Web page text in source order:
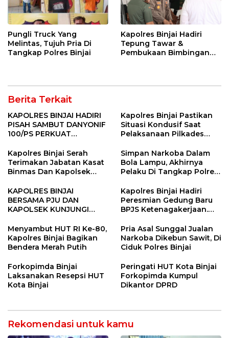
Pungli Truck Yang
Melintas, Tujuh Pria Di
Tangkap Polres Binjai
Kapolres Binjai Hadiri
Tepung Tawar &
Pembukaan Bimbingan
Berita Terkait
KAPOLRES BINJAI HADIRI
PISAH SAMBUT DANYONIF
100/PS PERKUAT
Kapolres Binjai Pastikan
Situasi Kondusif Saat
Pelaksanaan Pilkades
Kapolres Binjai Serah
Terimakan Jabatan Kasat
Binmas Dan Kapolsek
Simpan Narkoba Dalam
Bola Lampu, Akhirnya
Pelaku Di Tangkap Polres
KAPOLRES BINJAI
BERSAMA PJU DAN
KAPOLSEK KUNJUNGI
BINJAI
Kapolres Binjai Hadiri
Peresmian Gedung Baru
BPJS Ketenagakerjaan.
Menyeluruh bagi Pekerja”
Menyambut HUT RI Ke-80,
Kapolres Binjai Bagikan
Bendera Merah Putih
Pria Asal Sunggal Jualan
Narkoba Dikebun Sawit, Di
Ciduk Polres Binjai
Forkopimda Binjai
Laksanakan Resepsi HUT
Kota Binjai
Peringati HUT Kota Binjai
Forkopimda Kumpul
Dikantor DPRD
Rekomendasi untuk kamu